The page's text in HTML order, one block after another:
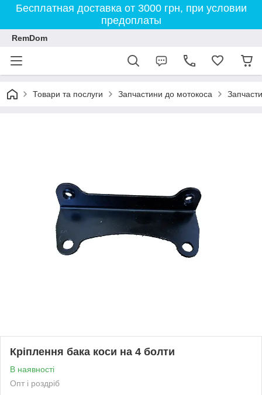
Бесплатная доставка от 3000 грн, при условии
предоплаты
RemDom
Товари та послуги Запчастини до мотокоса
Кріплення бака коси на 4 болти
В наявності
Опт і роздріб